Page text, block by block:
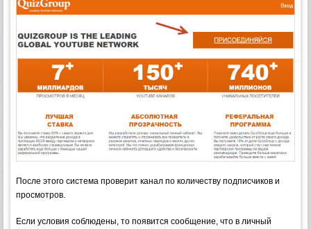
После этого система проверит канал по количеству подписчиков и
просмотров.
Если условия соблюдены, то появится сообщение, что в личный